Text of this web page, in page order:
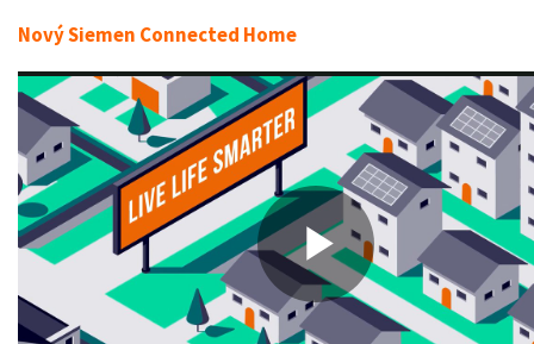
Nový Siemen Connected Home